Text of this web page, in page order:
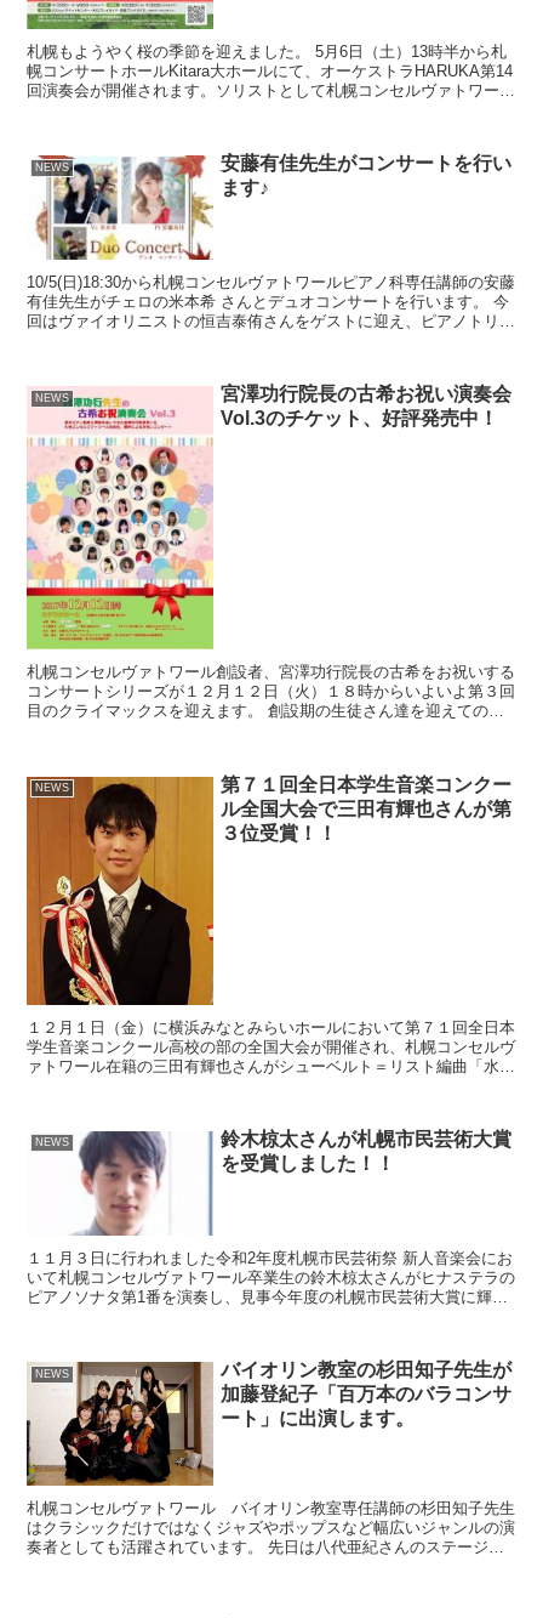
札幌もようやく桜の季節を迎えました。 5月6日（土）13時半から札
幌コンサートホールKitara大ホールにて、オーケストラHARUKA第14
回演奏会が開催されます。ソリストとして札幌コンセルヴァトワール
NEWS
安藤有佳先生がコンサートを行い
ます♪
10/5(日)18:30から札幌コンセルヴァトワールピアノ科専任講師の安藤
有佳先生がチェロの米本希 さんとデュオコンサートを行います。 ⁡今
回はヴァイオリニストの恒吉泰侑さんをゲストに迎え、ピアノトリオ
NEWS
宮澤功行院長の古希お祝い演奏会
Vol.3のチケット、好評発売中！
札幌コンセルヴァトワール創設者、宮澤功行院長の古希をお祝いする
コンサートシリーズが１２月１２日（火）１８時からいよいよ第３回
目のクライマックスを迎えます。 創設期の生徒さん達を迎えてのサ
NEWS
第７１回全日本学生音楽コンクー
ル全国大会で三田有輝也さんが第
３位受賞！！
１２月１日（金）に横浜みなとみらいホールにおいて第７１回全日本
学生音楽コンクール高校の部の全国大会が開催され、札幌コンセルヴ
ァトワール在籍の三田有輝也さんがシューベルト＝リスト編曲「水の
NEWS
鈴木椋太さんが札幌市民芸術大賞
を受賞しました！！
１１月３日に行われました令和2年度札幌市民芸術祭 新人音楽会にお
いて札幌コンセルヴァトワール卒業生の鈴木椋太さんがヒナステラの
ピアノソナタ第1番を演奏し、見事今年度の札幌市民芸術大賞に輝き
NEWS
バイオリン教室の杉田知子先生が
加藤登紀子「百万本のバラコンサ
ート」に出演します。
札幌コンセルヴァトワール バイオリン教室専任講師の杉田知子先生
はクラシックだけではなくジャズやポップスなど幅広いジャンルの演
奏者としても活躍されています。 先日は八代亜紀さんのステージで